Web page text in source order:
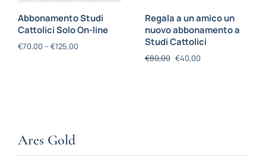
Abbonamento Studi
Cattolici Solo On-line
€70,00 – €125,00
Regala a un amico un
nuovo abbonamento a
Studi Cattolici
€80,00 €40,00
Ares Gold